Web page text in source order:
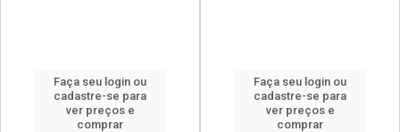
Faça seu login ou
cadastre-se para
ver preços e
comprar
Faça seu login ou
cadastre-se para
ver preços e
comprar